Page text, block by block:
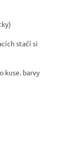
stačí si
kuse. barvy